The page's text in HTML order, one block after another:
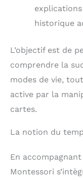
historique
L’objectif est de
comprendre la
modes de vie,
active par la
cartes.
La notion du
En
Montessori